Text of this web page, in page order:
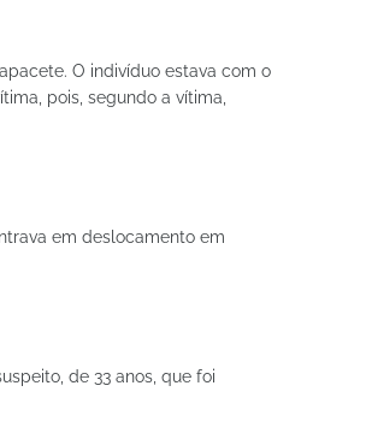
O indivíduo estava com o
pois, segundo a vítima,
em deslocamento em
de 33 anos, que foi